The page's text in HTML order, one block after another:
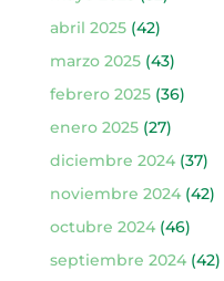
abril 2025(42)
marzo 2025(43)
febrero 2025(36)
enero 2025(27)
diciembre 2024(37)
noviembre 2024(42)
octubre 2024(46)
septiembre 2024(42)